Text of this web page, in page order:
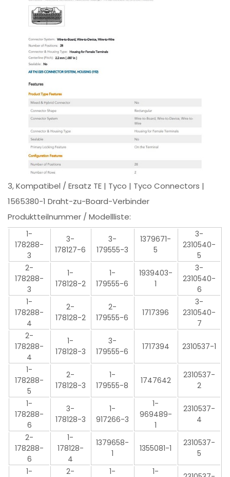
3, Kompatibel / Ersatz TE | Tyco | Tyco Connectors |
1565380-1 Draht-zu-Board-Verbinder
Produktteilnummer / Modellliste:
1-
178288-
3
3-
178127-6
3-
179555-3
1379671-
5
3-
2310540-
5
2-
178288-
3
1-
178128-2
1-
179555-6
1939403-
1
3-
2310540-
6
1-
178288-
4
2-
178128-2
2-
179555-6
1717396
3-
2310540-
7
2-
178288-
4
1-
178128-3
3-
179555-6
1717394 2310537-1
1-
178288-
5
2-
178128-3
1-
179555-8
1747642
2310537-
2
1-
178288-
6
3-
178128-3
1-
917266-3
1-
969489-
1
2310537-
4
2-
178288-
6
1-
178128-
4
1379658-
1
1355081-1
2310537-
5
1-
2-
1-
1-